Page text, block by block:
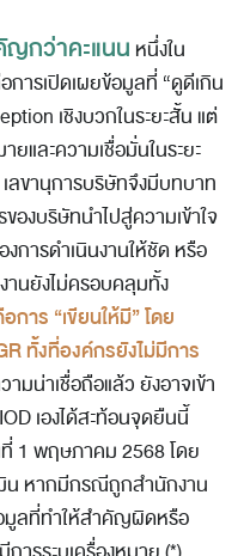
ญกว่าคะแนน หนึ่งใน
การเปิดเผยข้อมูลที่ “ดูดีเกิน
เชิงบวกในระยะสั้น แต่
และความเชื่อมั่นในระยะ
ลขานุการบริษัทจึงมีบทบาท
องบริษัทนำไปสู่ความเข้าใจ
งการดำเนินงานให้ชัด หรือ
านยังไม่ครอบคลุมทั้ง
าร “เขียนให้มี” โดย
ทั้งที่องค์กรยังไม่มีการ
ามน่าเชื่อถือแล้ว ยังอาจเข้า
เองได้สะท้อนจุดยืนนี้
1 พฤษภาคม 2568 โดย
น หากมีกรณีถูกสำนักงาน
มูลที่ทำให้สำคัญผิดหรือ